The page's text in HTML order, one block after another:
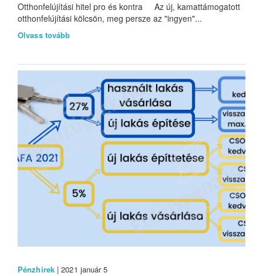
Otthonfelújítási hitel pro és kontra Az új, kamattámogatott
otthonfelújítási kölcsön, meg persze az "ingyen"...
Olvass tovább
Pénzhírek| 2021 január 5